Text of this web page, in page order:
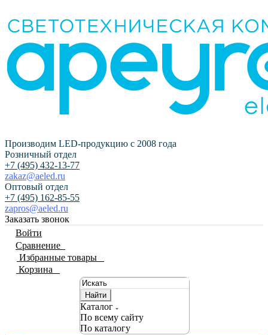
Производим LED-продукцию с 2008 года
Розничный отдел
+7 (495) 432-13-77
zakaz@aeled.ru
Оптовый отдел
+7 (495) 162-85-55
zapros@aeled.ru
Заказать звонок
Войти
Сравнение
Избранные товары
Корзина
Найти
Каталог
По всему сайту
По каталогу